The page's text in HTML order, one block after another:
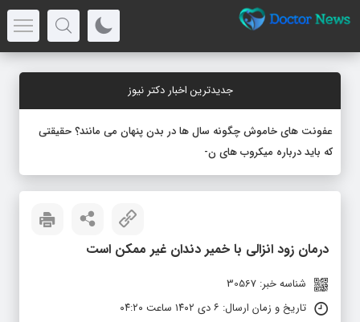
جدیدترین اخبار دکتر نیوز
عفونت های خاموش چگونه سال ها در بدن پنهان می مانند؟ حقیقتی
که باید درباره میکروب های نهفته بدانید
درمان زود انزالی با خمیر دندان غیر ممکن است
شناسه خبر: 30567
تاریخ و زمان ارسال: ۶ دی ۱۴۰۲ ساعت ۰۴:۲۰